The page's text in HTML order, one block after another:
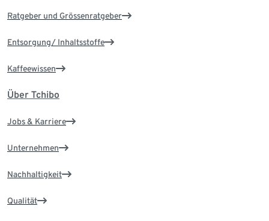
Ratgeber und Grössenratgeber
Entsorgung/ Inhaltsstoffe
Kaffeewissen
Über Tchibo
Jobs & Karriere
Unternehmen
Nachhaltigkeit
Qualität